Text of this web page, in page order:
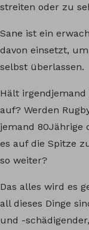
streiten oder zu
Sane ist ein
davon einsetzt,
selbst überlassen.
Hält irgendjemand
auf? Werden
jemand 80Jährige
es auf die Spitze
so weiter?
Das alles wird es
all dieses Dinge
und -